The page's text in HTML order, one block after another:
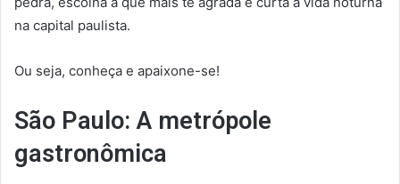
na capital paulista.
Ou seja, conheça e apaixone-se!
São Paulo: A metrópole
gastronômica